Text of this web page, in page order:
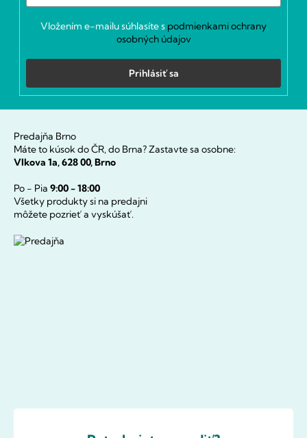
Vložením e-mailu súhlasíte s podmienkami ochrany
osobných údajov
Prihlásiť sa
Predajňa Brno
Máte to kúsok do ČR, do Brna? Zastavte sa osobne:
Vlkova 1a, 628 00, Brno
Po - Pia 9:00 - 18:00
Všetky produkty si na predajni
môžete pozrieť a vyskúšať.